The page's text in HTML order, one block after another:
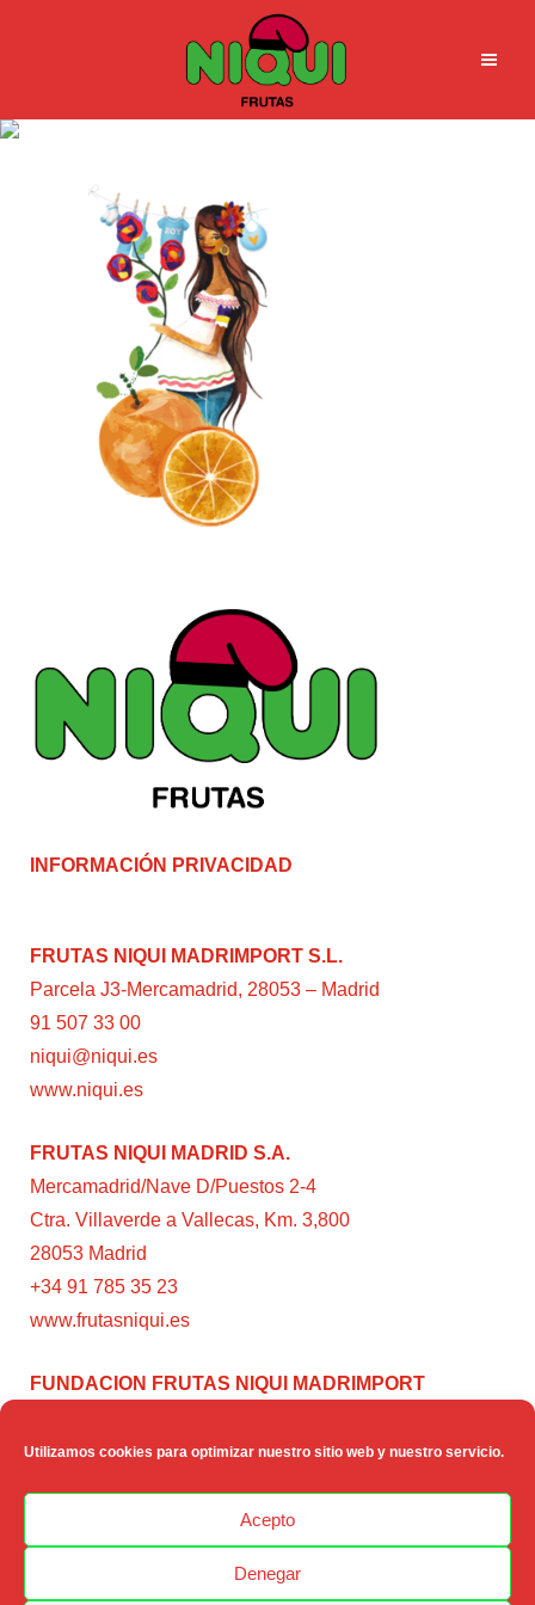
Utilizamos cookies para optimizar nuestro sitio web y nuestro servicio.
Acepto
Denegar
INFORMACIÓN PRIVACIDAD
FRUTAS NIQUI MADRIMPORT S.L.
Parcela J3-Mercamadrid, 28053 – Madrid
91 507 33 00
niqui@niqui.es
www.niqui.es
FRUTAS NIQUI MADRID S.A.
Mercamadrid/Nave D/Puestos 2-4
Ctra. Villaverde a Vallecas, Km. 3,800
28053 Madrid
+34 91 785 35 23
www.frutasniqui.es
FUNDACION FRUTAS NIQUI MADRIMPORT
28224 – Pozuelo de Alarcón (Madrid)